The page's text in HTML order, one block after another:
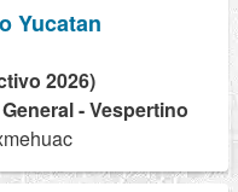
Yucatan
2026)
- Vespertino